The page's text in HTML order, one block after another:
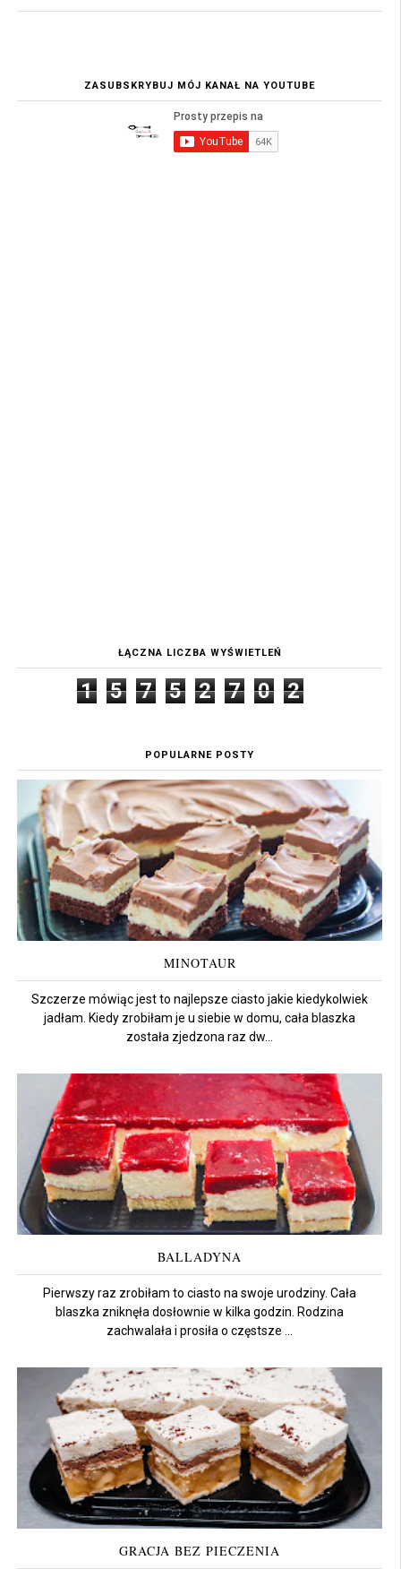
ZASUBSKRYBUJ MÓJ KANAŁ NA YOUTUBE
ŁĄCZNA LICZBA WYŚWIETLEŃ
1 5 7 5 2 7 0 2
POPULARNE POSTY
MINOTAUR
Szczerze mówiąc jest to najlepsze ciasto jakie kiedykolwiek
jadłam. Kiedy zrobiłam je u siebie w domu, cała blaszka
została zjedzona raz dw...
BALLADYNA
Pierwszy raz zrobiłam to ciasto na swoje urodziny. Cała
blaszka zniknęła dosłownie w kilka godzin. Rodzina
zachwalała i prosiła o częstsze ...
GRACJA BEZ PIECZENIA